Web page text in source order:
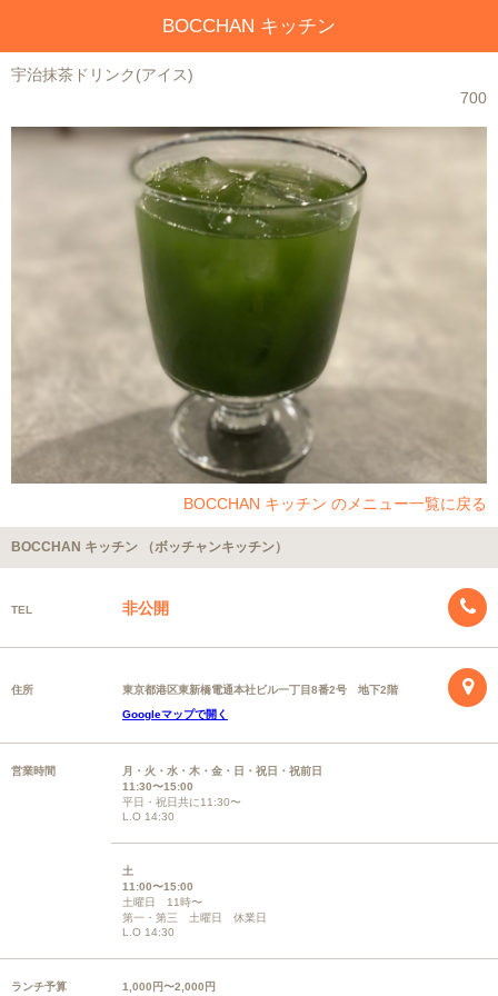
BOCCHAN キッチン
宇治抹茶ドリンク(アイス)
700
BOCCHAN キッチン のメニュー一覧に戻る
BOCCHAN キッチン （ボッチャンキッチン）
TEL 非公開
住所
東京都港区東新橋電通本社ビル一丁目8番2号 地下2階
Googleマップで開く
営業時間
月・火・水・木・金・日・祝日・祝前日
11:30〜15:00
平日・祝日共に11:30〜
L.O 14:30
土
11:00〜15:00
土曜日 11時〜
第一・第三 土曜日 休業日
L.O 14:30
ランチ予算 1,000円〜2,000円